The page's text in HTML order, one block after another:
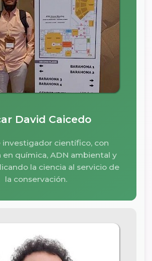
David Caicedo
investigador científico, con
en química, ADN ambiental y
la ciencia al servicio de
la conservación.